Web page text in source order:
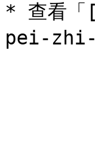
* 查看